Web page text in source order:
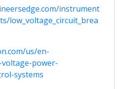
instrument
low_voltage_circuit_brea
us/en-
power-
systems